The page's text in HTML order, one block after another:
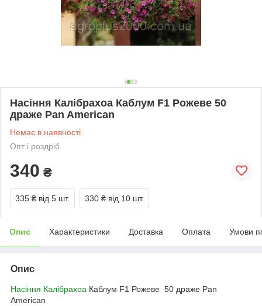
Насіння Калібрахоа Каблум F1 Рожеве 50
драже Pan American
Немає в наявності
Опт і роздріб
340 ₴
335 ₴ від 5 шт. 330 ₴ від 10 шт.
Опис Характеристики Доставка Оплата Умови
Опис
Насіння Калібрахоа Каблум F1 Рожеве 50 драже Pan
American